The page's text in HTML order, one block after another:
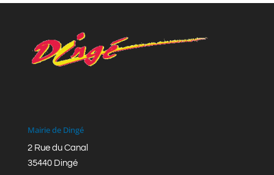
Mairie de Dingé
2 Rue du Canal
35440 Dingé